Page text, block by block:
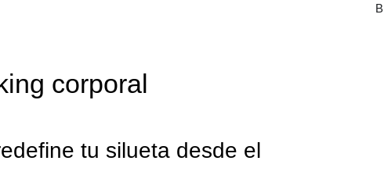
corporal
tu silueta desde el